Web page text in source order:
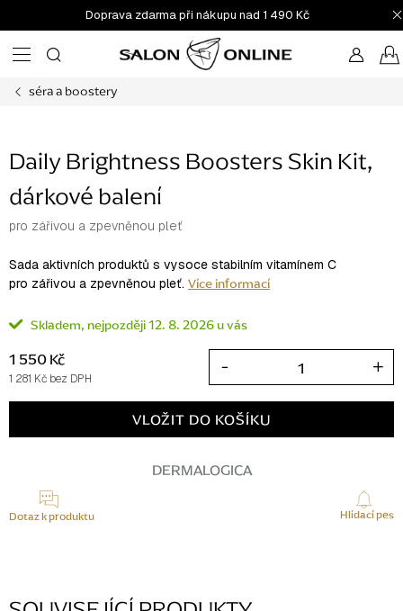
na
obsah
Doprava zdarma při nákupu nad 1 490 Kč
séra a boostery
Daily Brightness Boosters Skin Kit,
dárkové balení
pro zářivou a zpevněnou pleť
Sada aktivních produktů s vysoce stabilním vitamínem C
pro zářivou a zpevněnou pleť. Více informací
Skladem 12. 8. 2026
1 550 Kč
1 281 Kč bez DPH
VLOŽIT DO KOŠÍKU
DERMALOGICA
Dotaz k produktu Hlídací pes